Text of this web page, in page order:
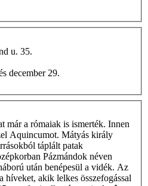
u. 35.
12. és december 29.
már a rómaiak is ismerték. Innen
Aquincumot. Mátyás király
táplált patak
Pázmándok néven
után benépesül a vidék. Az
akik lelkes összefogással